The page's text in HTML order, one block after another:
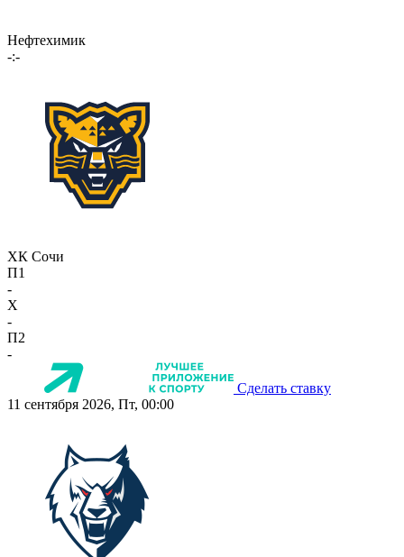
Нефтехимик
-:-
ХК Сочи
П1
-
X
-
П2
-
Сделать ставку
11 сентября 2026, Пт, 00:00